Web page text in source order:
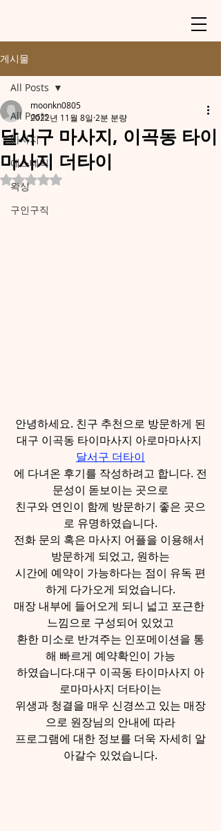
게시물
All Posts
마사지
에스테틱
왁싱
구인구직
All Posts
달서구 마사지, 이곡동 타이
마사지 더타이
moonkn0805
2022년 11월 8일 2분 분량
별점 5점 중 NaN점을 주었습니다.
안녕하세요. 친구 추천으로 방문하게 된
대구 이곡동 타이마사지 아로마마사지
달서구 더타이
에 다녀온 후기를 작성하려고 합니다. 전
문성이 돋보이는 곳으로
친구와 연인이 함께 방문하기 좋은 곳으
로 유명하였습니다.
전화 문의 혹은 마사지 어플을 이용해서
방문하게 되었고, 원하는
시간에 예약이 가능하다는 점이 유독 편
하게 다가오게 되었습니다.
매장 내부에 들어오게 되니 넓고 포근한
느낌으로 구성되어 있었고
환한 미소로 반겨주는 인포메이션을 통
해 빠르게 예약확인이 가능
하였습니다.대구 이곡동 타이마사지 아
로마마사지 더타이는
위생과 청결을 매우 신경쓰고 있는 매장
으로 원장님의 안내에 따라
프로그램에 대한 정보를 더욱 자세히 알
아갈수 있었습니다.